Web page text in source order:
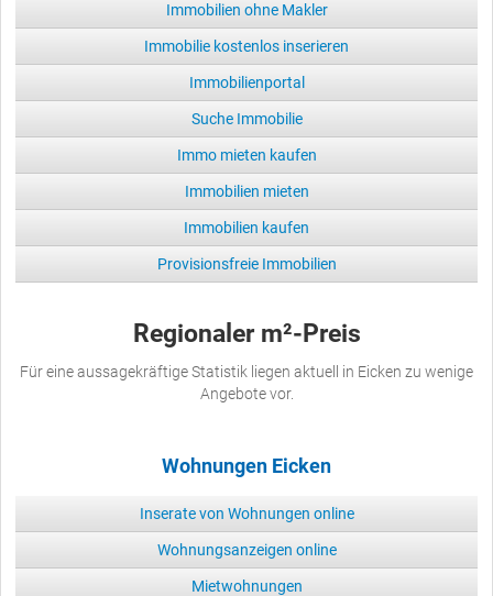
Immobilien ohne Makler
Immobilie kostenlos inserieren
Immobilienportal
Suche Immobilie
Immo mieten kaufen
Immobilien mieten
Immobilien kaufen
Provisionsfreie Immobilien
Regionaler m²-Preis
Für eine aussagekräftige Statistik liegen aktuell in Eicken zu wenige
Angebote vor.
Wohnungen Eicken
Inserate von Wohnungen online
Wohnungsanzeigen online
Mietwohnungen